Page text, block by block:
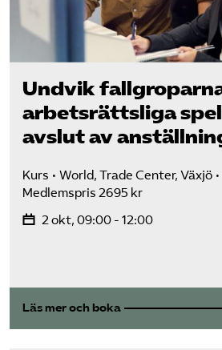
Undvik
arbetsrättsliga
avslut av
Kurs
World, Trade Center, Växjö
Medlemspris 2695 kr
2 okt, 09:00 - 12:00
Läs mer och boka